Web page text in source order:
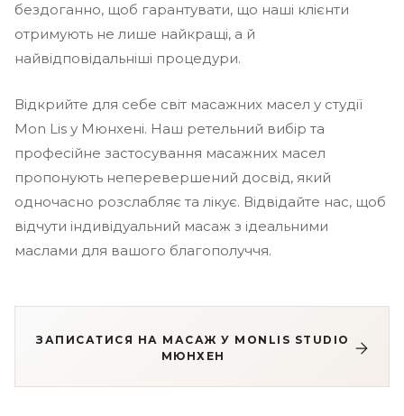
бездоганно, щоб гарантувати, що наші клієнти
отримують не лише найкращі, а й
найвідповідальніші процедури.
Відкрийте для себе світ масажних масел у студії
Mon Lis у Мюнхені. Наш ретельний вибір та
професійне застосування масажних масел
пропонують неперевершений досвід, який
одночасно розслабляє та лікує. Відвідайте нас, щоб
відчути індивідуальний масаж з ідеальними
маслами для вашого благополуччя.
ЗАПИСАТИСЯ НА МАСАЖ У MONLIS STUDIO
МЮНХЕН